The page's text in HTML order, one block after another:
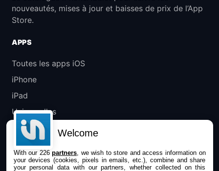
nouveautés, mises à jour et baisses de prix de l’App
Store.
APPS
Toutes les apps iOS
iPhone
iPad
Universelles
Mac
Apple TV
IPHONEADDICT
Welcome
With our 226partners , we wish to store and access information on
your devices (cookies, pixels in emails, etc.), combine and share
your personal data with our partners, whether collected on this